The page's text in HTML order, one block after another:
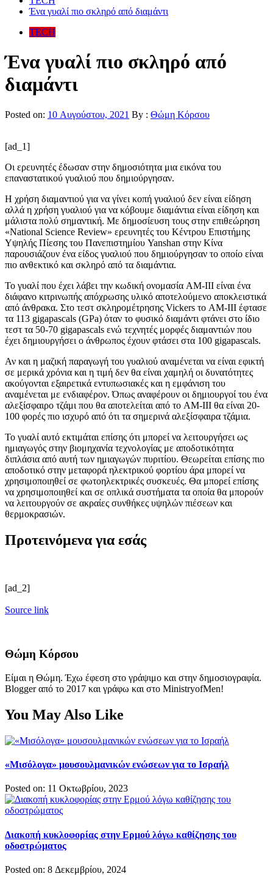
Ένα γυαλί πιο σκληρό από διαμάντι
TECH
Ένα γυαλί πιο σκληρό από
διαμάντι
Posted on: 10 Αυγούστου, 2021 By : Θώμη Κόρσου
[ad_1]
Οι ερευνητές έδωσαν στην δημοσιότητα μια εικόνα του
επαναστατικού γυαλιού που δημιούργησαν.
Η χρήση διαμαντιού για να γίνει κοπή γυαλιού δεν είναι είδηση
αλλά η χρήση γυαλιού για να κόβουμε διαμάντια είναι είδηση και
μάλιστα πολύ σημαντική. Με δημοσίευση τους στην επιθεώρηση
«National Science Review» ερευνητές του Κέντρου Επιστήμης
Υψηλής Πίεσης του Πανεπιστημίου Yanshan στην Κίνα
παρουσιάζουν ένα είδος γυαλιού που δημιούργησαν το οποίο είναι
πιο ανθεκτικό και σκληρό από τα διαμάντια.
Το γυαλί που έχει λάβει την κωδική ονομασία AM-III είναι ένα
διάφανο κιτρινωπής απόχρωσης υλικό αποτελούμενο αποκλειστικά
από άνθρακα. Στο τεστ σκληρομέτρησης Vickers το AM-III έφτασε
τα 113 gigapascals (GPa) όταν το φυσικό διαμάντι φτάνει στο ίδιο
τεστ τα 50-70 gigapascals ενώ τεχνητές μορφές διαμαντιών που
έχει δημιουργήσει ο άνθρωπος έχουν φτάσει στα 100 gigapascals.
Αν και η μαζική παραγωγή του γυαλιού αναμένεται να είναι εφικτή
σε μερικά χρόνια και η τιμή δεν θα είναι χαμηλή οι δυνατότητες
ακούγονται εξαιρετικά εντυπωσιακές και η εμφάνιση του
αναμένεται με ενδιαφέρον. Όπως αναφέρουν οι δημιουργοί του ένα
αλεξίσφαιρο τζάμι που θα αποτελείται από το AM-III θα είναι 20-
100 φορές πιο ισχυρό από ότι τα σημερινά αλεξίσφαιρα τζάμια.
Το γυαλί αυτό εκτιμάται επίσης ότι μπορεί να λειτουργήσει ως
ημιαγωγός στην βιομηχανία τεχνολογίας με αποδοτικότητα
διπλάσια από αυτή των ημιαγωγών πυριτίου. Θεωρείται επίσης πιο
αποδοτικό στην μεταφορά ηλεκτρικού φορτίου άρα μπορεί να
χρησιμοποιηθεί σε φωτοηλεκτρικές συσκευές. Θα μπορεί επίσης
να χρησιμοποιηθεί και σε οπλικά συστήματα τα οποία θα μπορούν
να λειτουργούν σε ακραίες συνθήκες υψηλών πιέσεων και
θερμοκρασιών.
Προτεινόμενα για εσάς
[ad_2]
Source link
Θώμη Κόρσου
Είμαι η Θώμη. Έχω έφεση στο γράψιμο και στην δημοσιογραφία.
Blogger από το 2017 και γράφω και στο MinistryofMen!
You May Also Like
«Μισόλογα» μουσουλμανικών ενώσεων για το Ισραήλ
Posted on: 11 Οκτωβρίου, 2023
Διακοπή κυκλοφορίας στην Ερμού λόγω καθίζησης του
οδοστρώματος
Posted on: 8 Δεκεμβρίου, 2024